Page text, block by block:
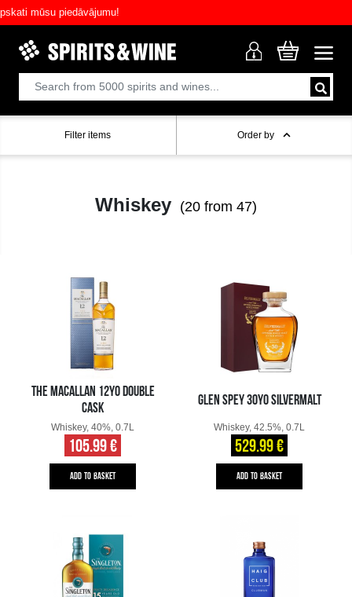
mūsu piedāvājumu!
Filter items Order by
Whiskey (20 from 47)
THE MACALLAN 12YO DOUBLE
CASK
Whiskey, 40%, 0.7L
105.99 €
ADD TO BASKET
GLEN SPEY 30YO SILVERMALT
Whiskey, 42.5%, 0.7L
529.99 €
ADD TO BASKET